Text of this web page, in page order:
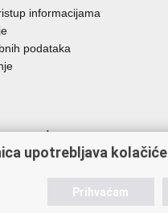
informacijama
podataka
unutarnjih poslova
upotrebljava kolačiće
Prihvaćam